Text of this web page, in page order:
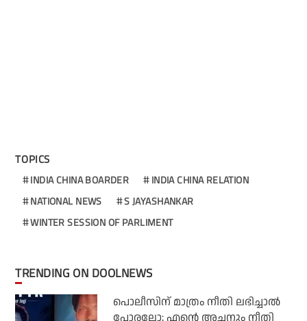
TOPICS
INDIA CHINA BOARDER
INDIA CHINA RELATION
NATIONAL NEWS
S JAYASHANKAR
WINTER SESSION OF PARLIMENT
TRENDING ON DOOLNEWS
പൊലീസിന് മാത്രം നീതി ലഭിച്ചാല്‍